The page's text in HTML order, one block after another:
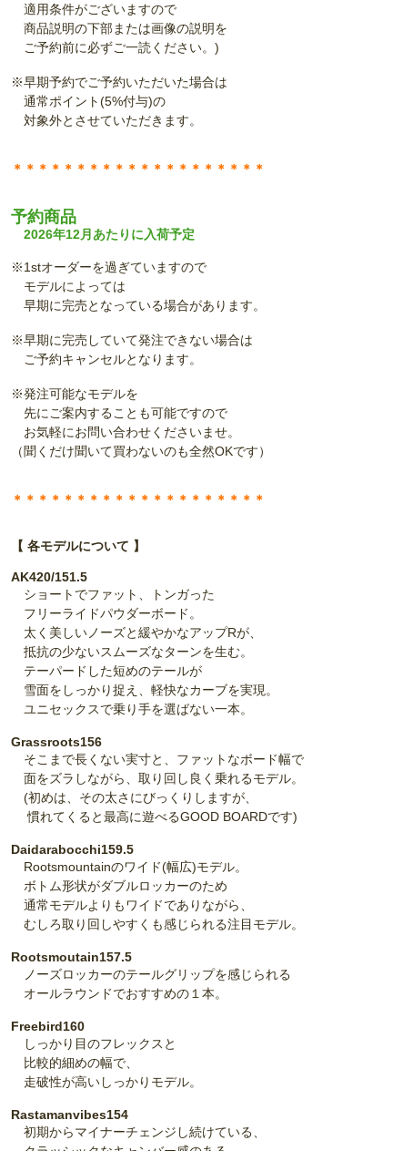
適用条件がございますので
商品説明の下部または画像の説明を
ご予約前に必ずご一読ください。)
※早期予約でご予約いただいた場合は
通常ポイント(5%付与)の
対象外とさせていただきます。
＊＊＊＊＊＊＊＊＊＊＊＊＊＊＊＊＊＊＊＊
予約商品
2026年12月あたりに入荷予定
※1stオーダーを過ぎていますので
モデルによっては
早期に完売となっている場合があります。
※早期に完売していて発注できない場合は
ご予約キャンセルとなります。
※発注可能なモデルを
先にご案内することも可能ですので
お気軽にお問い合わせくださいませ。
（聞くだけ聞いて買わないのも全然OKです）
＊＊＊＊＊＊＊＊＊＊＊＊＊＊＊＊＊＊＊＊
【 各モデルについて 】
AK420/151.5
ショートでファット、トンガった
フリーライドパウダーボード。
太く美しいノーズと緩やかなアップRが、
抵抗の少ないスムーズなターンを生む。
テーパードした短めのテールが
雪面をしっかり捉え、軽快なカーブを実現。
ユニセックスで乗り手を選ばない一本。
Grassroots156
そこまで長くない実寸と、ファットなボード幅で
面をズラしながら、取り回し良く乗れるモデル。
(初めは、その太さにびっくりしますが、
慣れてくると最高に遊べるGOOD BOARDです)
Daidarabocchi159.5
Rootsmountainのワイド(幅広)モデル。
ボトム形状がダブルロッカーのため
通常モデルよりもワイドでありながら、
むしろ取り回しやすくも感じられる注目モデル。
Rootsmoutain157.5
ノーズロッカーのテールグリップを感じられる
オールラウンドでおすすめの１本。
Freebird160
しっかり目のフレックスと
比較的細めの幅で、
走破性が高いしっかりモデル。
Rastamanvibes154
初期からマイナーチェンジし続けている、